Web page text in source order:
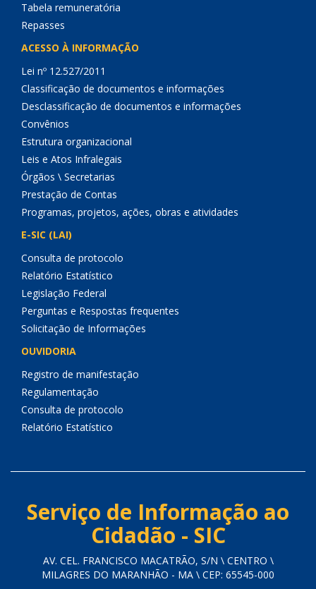
Tabela remuneratória
Repasses
ACESSO À INFORMAÇÃO
Lei nº 12.527/2011
Classificação de documentos e informações
Desclassificação de documentos e informações
Convênios
Estrutura organizacional
Leis e Atos Infralegais
Órgãos \ Secretarias
Prestação de Contas
Programas, projetos, ações, obras e atividades
E-SIC (LAI)
Consulta de protocolo
Relatório Estatístico
Legislação Federal
Perguntas e Respostas frequentes
Solicitação de Informações
OUVIDORIA
Registro de manifestação
Regulamentação
Consulta de protocolo
Relatório Estatístico
Serviço de Informação ao
Cidadão - SIC
AV. CEL. FRANCISCO MACATRÃO, S/N \ CENTRO \
MILAGRES DO MARANHÃO - MA \ CEP: 65545-000